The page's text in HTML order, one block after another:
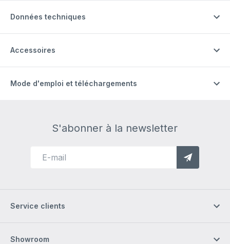
Données techniques
Accessoires
Mode d'emploi et téléchargements
S'abonner à la newsletter
Service clients
Showroom